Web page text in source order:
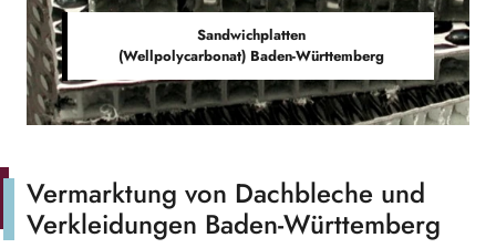
Sandwichplatten
(Wellpolycarbonat) Baden-Württemberg
Vermarktung von Dachbleche und
Verkleidungen Baden-Württemberg